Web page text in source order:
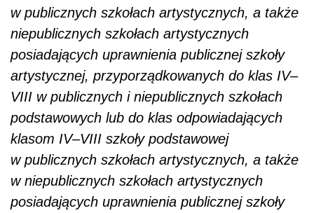
w publicznych szkołach artystycznych, a także
niepublicznych szkołach artystycznych
posiadających uprawnienia publicznej szkoły
artystycznej, przyporządkowanych do klas IV–
VIII w publicznych i niepublicznych szkołach
podstawowych lub do klas odpowiadających
klasom IV–VIII szkoły podstawowej
w publicznych szkołach artystycznych, a także
w niepublicznych szkołach artystycznych
posiadających uprawnienia publicznej szkoły